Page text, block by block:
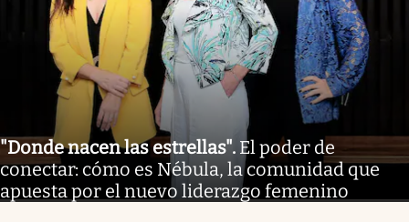
"Donde nacen las estrellas". El poder de
conectar: cómo es Nébula, la comunidad que
apuesta por el nuevo liderazgo femenino